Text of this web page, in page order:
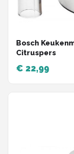
Bosch
Citruspers
€ 22,99